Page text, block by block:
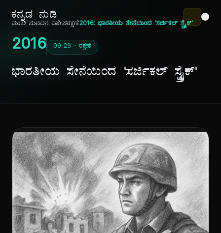
ಕನ್ನಡ ನುಡಿ
ಮುಖ ಪುಟದಿನ ವಿಶೇಷರಕ್ಷಣೆ2016: ಭಾರತೀಯ ಸೇನೆಯಿಂದ 'ಸರ್ಜಿಕಲ್ ಸ್ಟ್ರೈಕ್'
2016 09-29 · ರಕ್ಷಣೆ
ಭಾರತೀಯ ಸೇನೆಯಿಂದ 'ಸರ್ಜಿಕಲ್ ಸ್ಟ್ರೈಕ್'